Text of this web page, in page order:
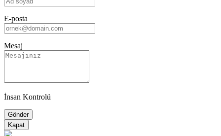
E-posta
Mesaj
İnsan Kontrolü
Kapat